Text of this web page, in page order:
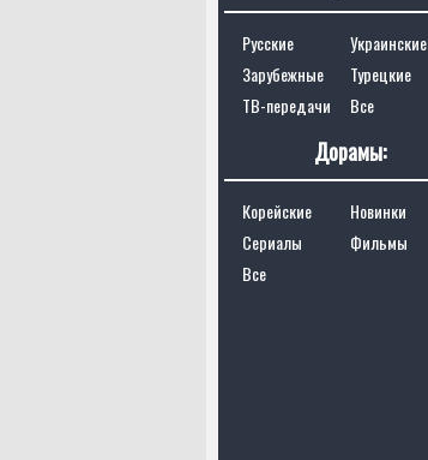
Русские
Украинские
Зарубежные
Турецкие
ТВ-передачи
Все
Дорамы:
Корейские
Новинки
Сериалы
Фильмы
Все